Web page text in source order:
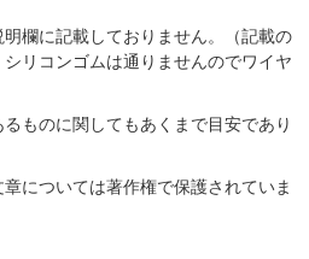
欄に記載しておりません。（記載の
リコンゴムは通りませんのでワイヤ
ものに関してもあくまで目安であり
については著作権で保護されていま